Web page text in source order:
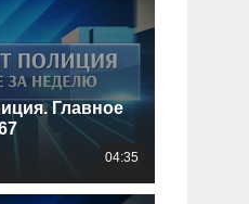
Главное
04:35